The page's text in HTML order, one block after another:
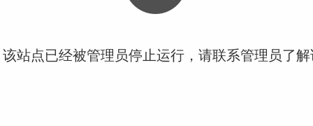
站点已经被管理员停止运行，请联系管理员了